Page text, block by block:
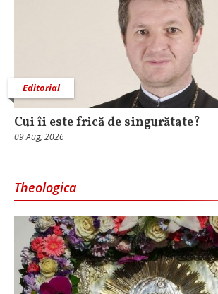
Editorial
Cui îi este frică de singurătate?
09 Aug, 2026
Theologica